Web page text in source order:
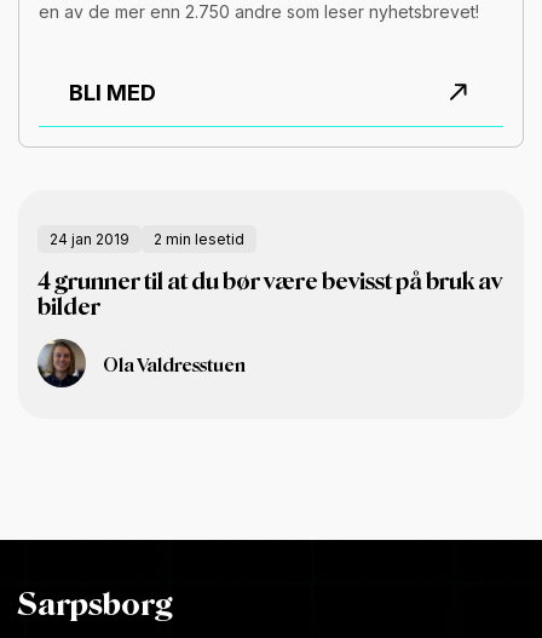
en av de mer enn 2.750 andre som leser nyhetsbrevet!
BLI MED
24 jan 2019 2 min lesetid
4 grunner til at du bør være bevisst på bruk av
bilder
Ola Valdresstuen
Sarpsborg